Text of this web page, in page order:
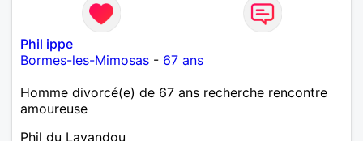
Phil ippe
Bormes-les-Mimosas - 67 ans
Homme divorcé(e) de 67 ans recherche rencontre
amoureuse
Phil du Lavandou